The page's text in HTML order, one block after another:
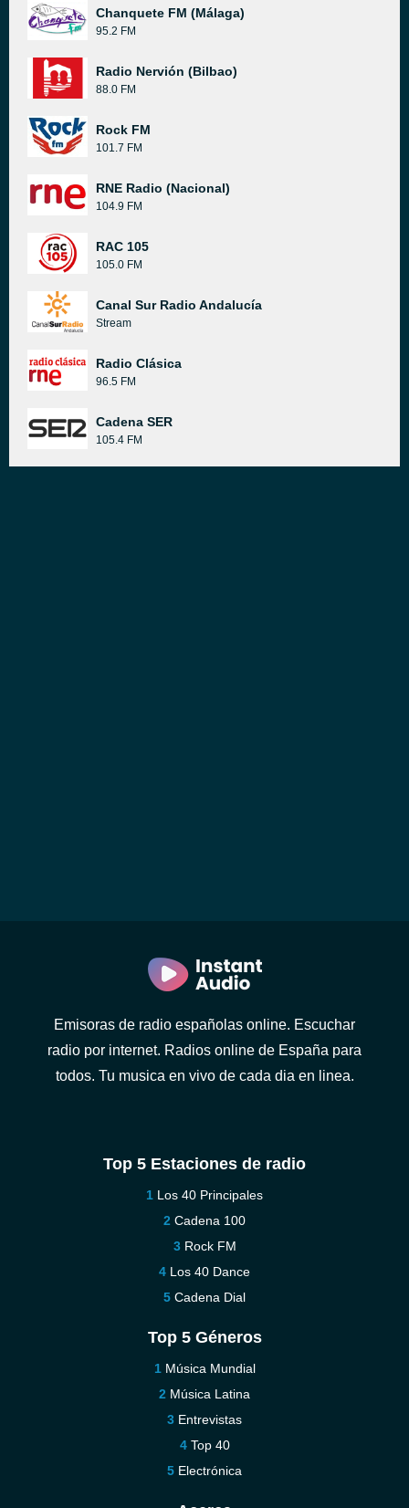
Chanquete FM (Málaga)
95.2 FM
Radio Nervión (Bilbao)
88.0 FM
Rock FM
101.7 FM
RNE Radio (Nacional)
104.9 FM
RAC 105
105.0 FM
Canal Sur Radio Andalucía
Stream
Radio Clásica
96.5 FM
Cadena SER
105.4 FM
Emisoras de radio españolas online. Escuchar
radio por internet. Radios online de España para
todos. Tu musica en vivo de cada dia en linea.
Top 5 Estaciones de radio
Los 40 Principales
Cadena 100
Rock FM
Los 40 Dance
Cadena Dial
Top 5 Géneros
Música Mundial
Música Latina
Entrevistas
Top 40
Electrónica